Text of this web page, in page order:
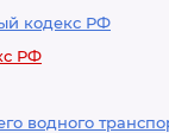
кодекс РФ
РФ
водного